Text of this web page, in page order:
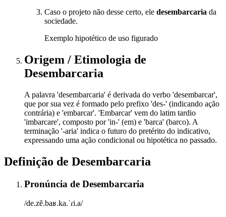
Caso o projeto não desse certo, ele desembarcaria da
sociedade.
Exemplo hipotético de uso figurado
Origem / Etimologia de
Desembarcaria
A palavra 'desembarcaria' é derivada do verbo 'desembarcar',
que por sua vez é formado pelo prefixo 'des-' (indicando ação
contrária) e 'embarcar'. 'Embarcar' vem do latim tardio
'imbarcare', composto por 'in-' (em) e 'barca' (barco). A
terminação '-aria' indica o futuro do pretérito do indicativo,
expressando uma ação condicional ou hipotética no passado.
Definição de Desembarcaria
Pronúncia de Desembarcaria
/de.zẽ.baʁ.ka.ˈɾi.a/